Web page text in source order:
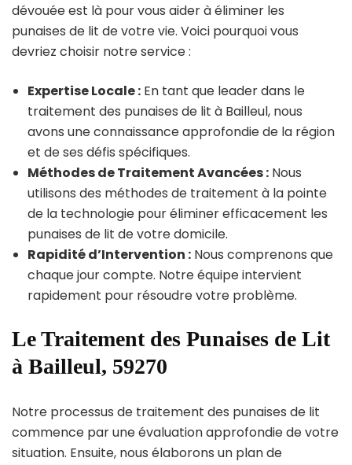
dévouée est là pour vous aider à éliminer les
punaises de lit de votre vie. Voici pourquoi vous
devriez choisir notre service :
Expertise Locale : En tant que leader dans le
traitement des punaises de lit à Bailleul, nous
avons une connaissance approfondie de la région
et de ses défis spécifiques.
Méthodes de Traitement Avancées : Nous
utilisons des méthodes de traitement à la pointe
de la technologie pour éliminer efficacement les
punaises de lit de votre domicile.
Rapidité d’Intervention : Nous comprenons que
chaque jour compte. Notre équipe intervient
rapidement pour résoudre votre problème.
Le Traitement des Punaises de Lit
à Bailleul, 59270
Notre processus de traitement des punaises de lit
commence par une évaluation approfondie de votre
situation. Ensuite, nous élaborons un plan de